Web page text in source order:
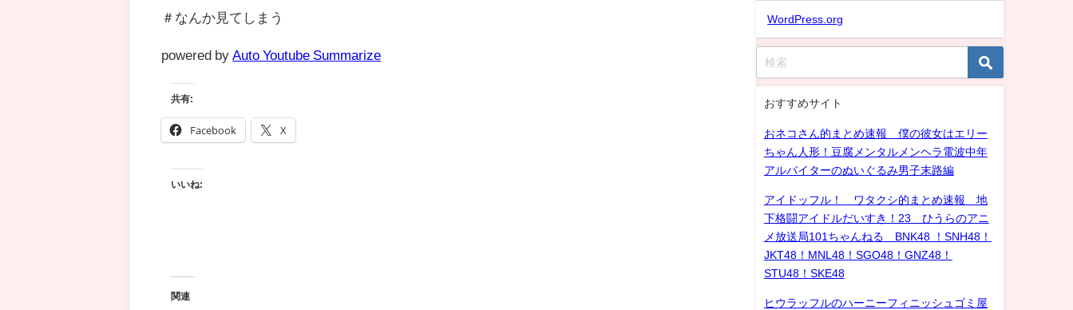
＃なんか見てしまう
powered by Auto Youtube Summarize
共有:
Facebook X
いいね:
関連
WordPress.org
おすすめサイト
おネコさん的まとめ速報 僕の彼女はエリー
ちゃん人形！豆腐メンタルメンヘラ電波中年
アルバイターのぬいぐるみ男子末路編
アイドッフル！ ワタクシ的まとめ速報 地
下格闘アイドルだいすき！23 ひうらのアニ
メ放送局101ちゃんねる BNK48 ！SNH48！
JKT48！MNL48！SGO48！GNZ48！
STU48！SKE48
ヒウラッフルのハーニーフィニッシュゴミ屋